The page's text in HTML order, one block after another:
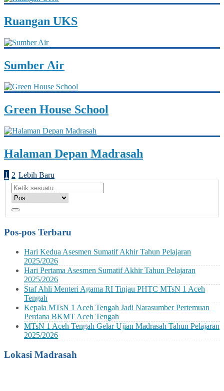
Ruangan UKS
Sumber Air
Green House School
Halaman Depan Madrasah
1 2 Lebih Baru
Pos-pos Terbaru
Hari Kedua Asesmen Sumatif Akhir Tahun Pelajaran
2025/2026
Hari Pertama Asesmen Sumatif Akhir Tahun Pelajaran
2025/2026
Staf Ahli Menteri Agama RI Tinjau PHTC MTsN 1 Aceh
Tengah
Kepala MTsN 1 Aceh Tengah Jadi Narasumber Pertemuan
Perdana BKMT Aceh Tengah
MTsN 1 Aceh Tengah Gelar Ujian Madrasah Tahun Pelajaran
2025/2026
Lokasi Madrasah